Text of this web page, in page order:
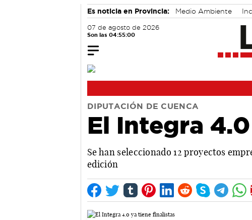
Es noticia en Provincia: Medio Ambiente
07 de agosto de 2026
Son las 04:55:01
DIPUTACIÓN DE CUENCA
El Integra
Se han seleccionado 12 proyectos
edición